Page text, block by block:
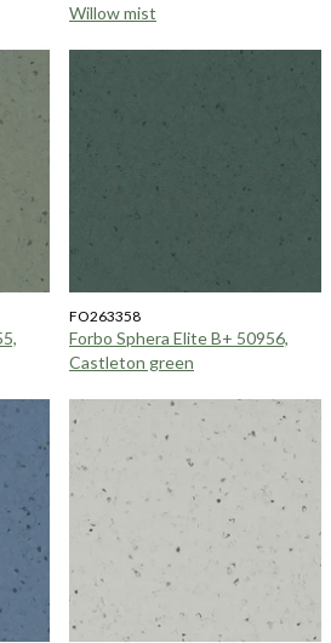
Willow mist
FO263358
Forbo Sphera Elite B+ 50956,
Castleton green